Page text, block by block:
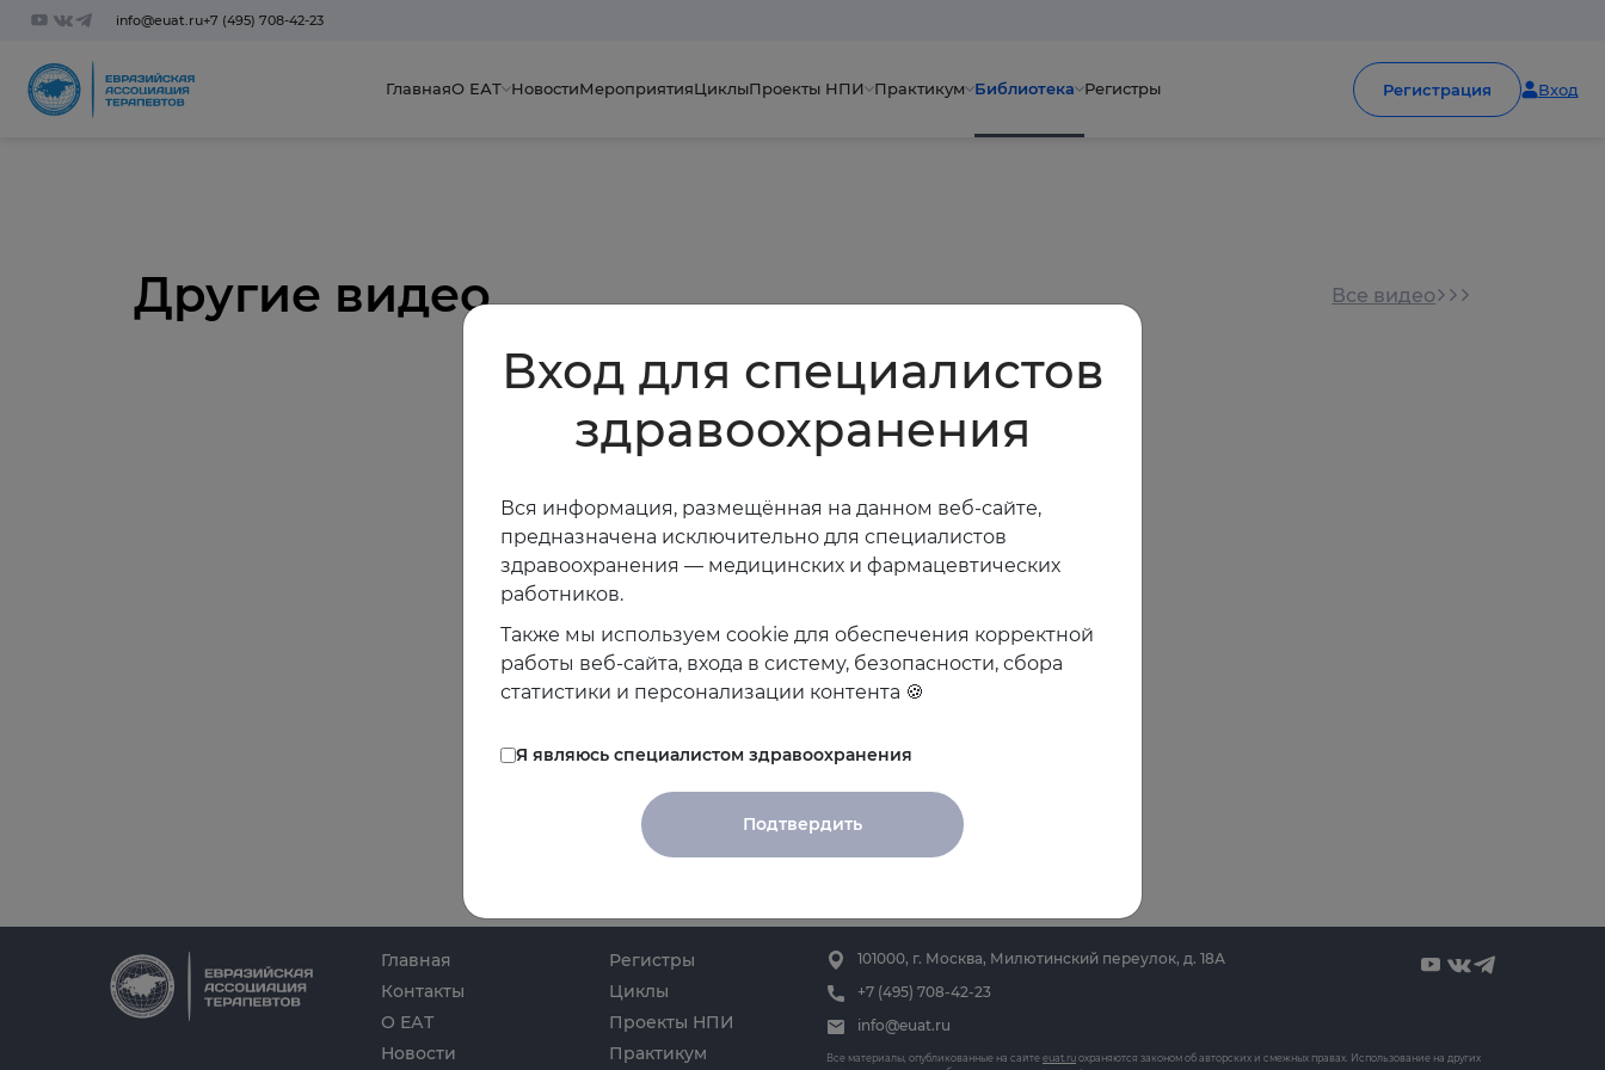
info@euat.ru+7 (495) 708-42-23
ГлавнаяО ЕАТ НовостиМероприятияЦиклыПроекты НПИ Практикум Библиотека Регистры Регистрация Вход
Другие видео Все видео
Главная
О ЕАТ
Новости
Циклы
Проекты НПИ
Практикум
Регистры
Контакты
101000, г. Москва, Милютинский переулок, д. 18А
+7 (495) 708-42-23
info@euat.ru
Все материалы, опубликованные на сайте euat.ru охраняются законом об авторских и смежных правах. Использование на других
Вход для специалистов
здравоохранения
Вся информация, размещённая на данном веб-сайте,
предназначена исключительно для специалистов
здравоохранения — медицинских и фармацевтических
работников.
Также мы используем cookie для обеспечения корректной
работы веб-сайта, входа в систему, безопасности, сбора
статистики и персонализации контента 🍪
Я являюсь специалистом здравоохранения
Подтвердить